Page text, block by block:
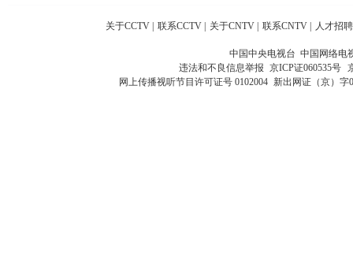
关于CCTV 联系CCTV 关于CNTV 联系CNTV 人才招聘
中国中央电视台 中国网络电
违法和不良信息举报 京ICP证060535号
网上传播视听节目许可证号 0102004 新出网证（京）